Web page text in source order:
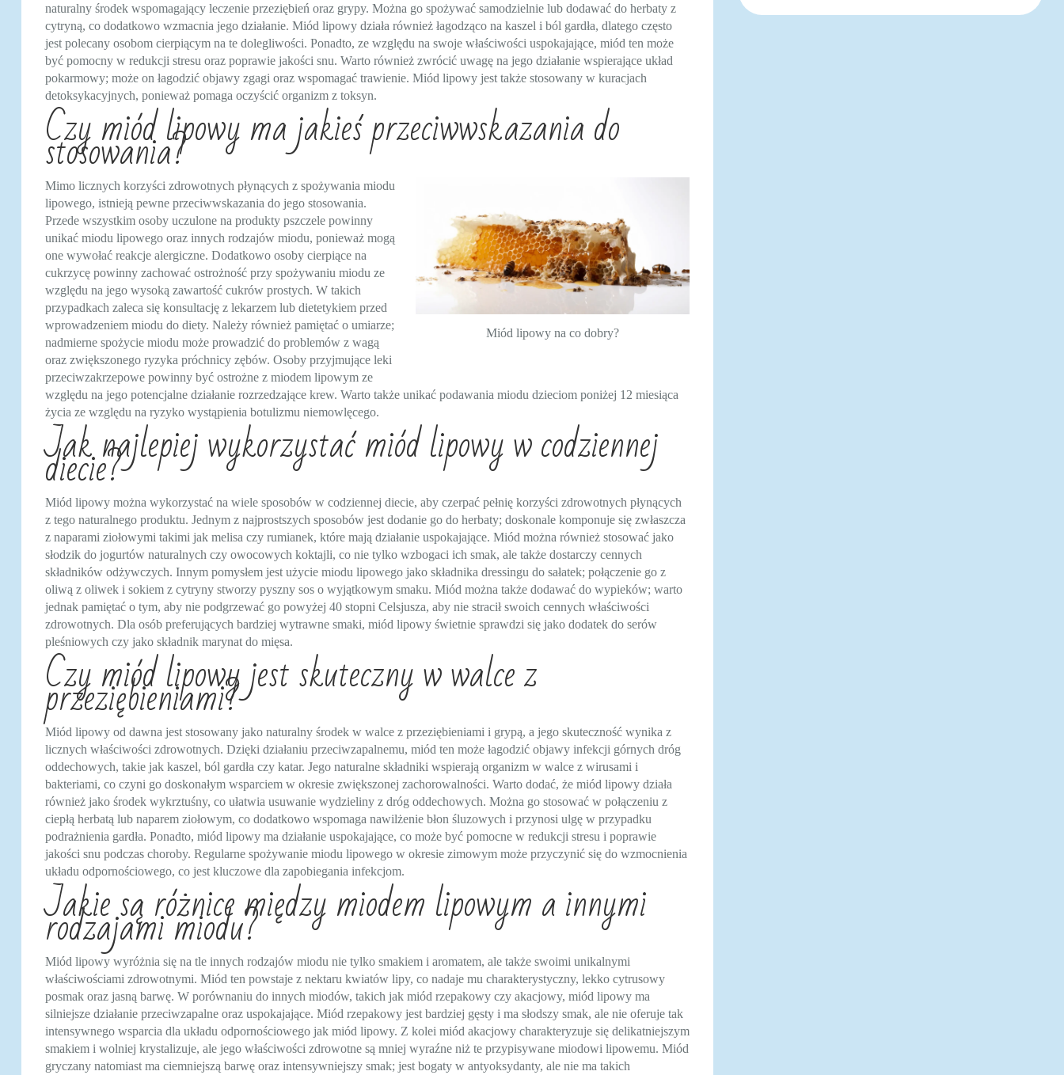
naturalny środek wspomagający leczenie przeziębień oraz grypy. Można go spożywać samodzielnie lub dodawać do herbaty z
cytryną, co dodatkowo wzmacnia jego działanie. Miód lipowy działa również łagodząco na kaszel i ból gardła, dlatego często
jest polecany osobom cierpiącym na te dolegliwości. Ponadto, ze względu na swoje właściwości uspokajające, miód ten może
być pomocny w redukcji stresu oraz poprawie jakości snu. Warto również zwrócić uwagę na jego działanie wspierające układ
pokarmowy; może on łagodzić objawy zgagi oraz wspomagać trawienie. Miód lipowy jest także stosowany w kuracjach
detoksykacyjnych, ponieważ pomaga oczyścić organizm z toksyn.
Czy miód lipowy ma jakieś przeciwwskazania do
stosowania?
Miód lipowy na co dobry?
Mimo licznych korzyści zdrowotnych płynących z spożywania miodu
lipowego, istnieją pewne przeciwwskazania do jego stosowania.
Przede wszystkim osoby uczulone na produkty pszczele powinny
unikać miodu lipowego oraz innych rodzajów miodu, ponieważ mogą
one wywołać reakcje alergiczne. Dodatkowo osoby cierpiące na
cukrzycę powinny zachować ostrożność przy spożywaniu miodu ze
względu na jego wysoką zawartość cukrów prostych. W takich
przypadkach zaleca się konsultację z lekarzem lub dietetykiem przed
wprowadzeniem miodu do diety. Należy również pamiętać o umiarze;
nadmierne spożycie miodu może prowadzić do problemów z wagą
oraz zwiększonego ryzyka próchnicy zębów. Osoby przyjmujące leki
przeciwzakrzepowe powinny być ostrożne z miodem lipowym ze
względu na jego potencjalne działanie rozrzedzające krew. Warto także unikać podawania miodu dzieciom poniżej 12 miesiąca
życia ze względu na ryzyko wystąpienia botulizmu niemowlęcego.
Jak najlepiej wykorzystać miód lipowy w codziennej
diecie?
Miód lipowy można wykorzystać na wiele sposobów w codziennej diecie, aby czerpać pełnię korzyści zdrowotnych płynących
z tego naturalnego produktu. Jednym z najprostszych sposobów jest dodanie go do herbaty; doskonale komponuje się zwłaszcza
z naparami ziołowymi takimi jak melisa czy rumianek, które mają działanie uspokajające. Miód można również stosować jako
słodzik do jogurtów naturalnych czy owocowych koktajli, co nie tylko wzbogaci ich smak, ale także dostarczy cennych
składników odżywczych. Innym pomysłem jest użycie miodu lipowego jako składnika dressingu do sałatek; połączenie go z
oliwą z oliwek i sokiem z cytryny stworzy pyszny sos o wyjątkowym smaku. Miód można także dodawać do wypieków; warto
jednak pamiętać o tym, aby nie podgrzewać go powyżej 40 stopni Celsjusza, aby nie stracił swoich cennych właściwości
zdrowotnych. Dla osób preferujących bardziej wytrawne smaki, miód lipowy świetnie sprawdzi się jako dodatek do serów
pleśniowych czy jako składnik marynat do mięsa.
Czy miód lipowy jest skuteczny w walce z
przeziębieniami?
Miód lipowy od dawna jest stosowany jako naturalny środek w walce z przeziębieniami i grypą, a jego skuteczność wynika z
licznych właściwości zdrowotnych. Dzięki działaniu przeciwzapalnemu, miód ten może łagodzić objawy infekcji górnych dróg
oddechowych, takie jak kaszel, ból gardła czy katar. Jego naturalne składniki wspierają organizm w walce z wirusami i
bakteriami, co czyni go doskonałym wsparciem w okresie zwiększonej zachorowalności. Warto dodać, że miód lipowy działa
również jako środek wykrztuśny, co ułatwia usuwanie wydzieliny z dróg oddechowych. Można go stosować w połączeniu z
ciepłą herbatą lub naparem ziołowym, co dodatkowo wspomaga nawilżenie błon śluzowych i przynosi ulgę w przypadku
podrażnienia gardła. Ponadto, miód lipowy ma działanie uspokajające, co może być pomocne w redukcji stresu i poprawie
jakości snu podczas choroby. Regularne spożywanie miodu lipowego w okresie zimowym może przyczynić się do wzmocnienia
układu odpornościowego, co jest kluczowe dla zapobiegania infekcjom.
Jakie są różnice między miodem lipowym a innymi
rodzajami miodu?
Miód lipowy wyróżnia się na tle innych rodzajów miodu nie tylko smakiem i aromatem, ale także swoimi unikalnymi
właściwościami zdrowotnymi. Miód ten powstaje z nektaru kwiatów lipy, co nadaje mu charakterystyczny, lekko cytrusowy
posmak oraz jasną barwę. W porównaniu do innych miodów, takich jak miód rzepakowy czy akacjowy, miód lipowy ma
silniejsze działanie przeciwzapalne oraz uspokajające. Miód rzepakowy jest bardziej gęsty i ma słodszy smak, ale nie oferuje tak
intensywnego wsparcia dla układu odpornościowego jak miód lipowy. Z kolei miód akacjowy charakteryzuje się delikatniejszym
smakiem i wolniej krystalizuje, ale jego właściwości zdrowotne są mniej wyraźne niż te przypisywane miodowi lipowemu. Miód
gryczany natomiast ma ciemniejszą barwę oraz intensywniejszy smak; jest bogaty w antyoksydanty, ale nie ma takich